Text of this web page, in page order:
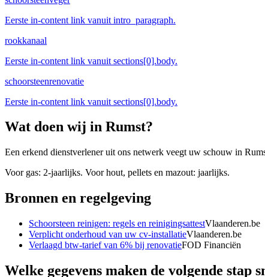
Eerste in-content link vanuit intro_paragraph.
rookkanaal
Eerste in-content link vanuit sections[0].body.
schoorsteenrenovatie
Eerste in-content link vanuit sections[0].body.
Wat doen wij in Rumst?
Een erkend dienstverlener uit ons netwerk veegt uw schouw in
Voor gas: 2-jaarlijks. Voor hout, pellets en mazout: jaarlijks.
Bronnen en regelgeving
Schoorsteen reinigen: regels en reinigingsattestVlaanderen.be
Verplicht onderhoud van uw cv-installatieVlaanderen.be
Verlaagd btw-tarief van 6% bij renovatieFOD Financiën
Welke gegevens maken de volgende stap